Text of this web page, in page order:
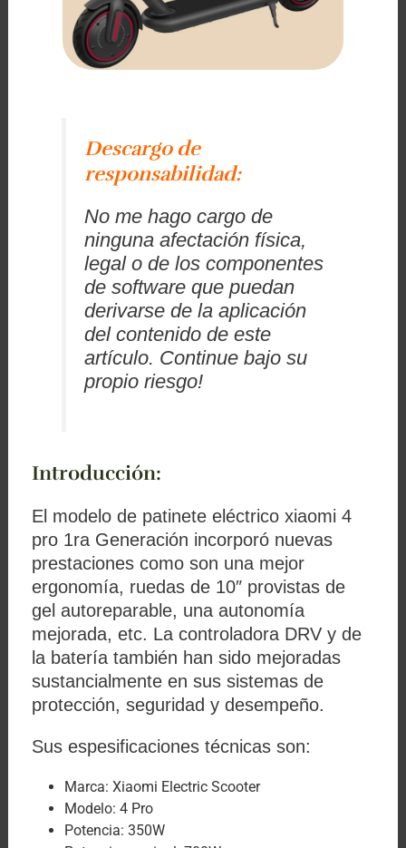
Descargo de
responsabilidad:
No me hago cargo de
ninguna afectación física,
legal o de los componentes
de software que puedan
derivarse de la aplicación
del contenido de este
artículo. Continue bajo su
propio riesgo!
Introducción:
El modelo de patinete eléctrico xiaomi 4
pro 1ra Generación incorporó nuevas
prestaciones como son una mejor
ergonomía, ruedas de 10″ provistas de
gel autoreparable, una autonomía
mejorada, etc. La controladora DRV y de
la batería también han sido mejoradas
sustancialmente en sus sistemas de
protección, seguridad y desempeño.
Sus espesificaciones técnicas son:
Marca: Xiaomi Electric Scooter
Modelo: 4 Pro
Potencia: 350W